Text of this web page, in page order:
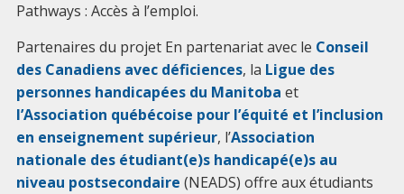
Pathways : Accès à l’emploi.
Partenaires du projet En partenariat avec le Conseil
des Canadiens avec déficiences, la Ligue des
personnes handicapées du Manitoba et
l’Association québécoise pour l’équité et l’inclusion
en enseignement supérieur, l’Association
nationale des étudiant(e)s handicapé(e)s au
niveau postsecondaire (NEADS) offre aux étudiants